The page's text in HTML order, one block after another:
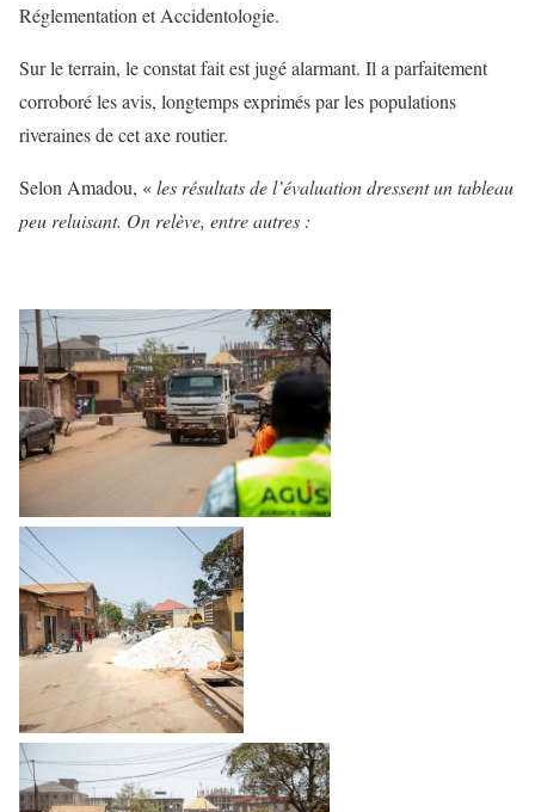
Réglementation et Accidentologie.
Sur le terrain, le constat fait est jugé alarmant. Il a parfaitement
corroboré les avis, longtemps exprimés par les populations
riveraines de cet axe routier.
Selon Amadou, «les résultats de l’évaluation dressent un tableau
peu reluisant. On relève, entre autres :